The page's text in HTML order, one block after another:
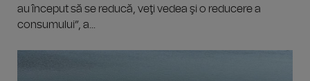
au început să se reducă, veţi vedea şi o reducere a
consumului”, a...